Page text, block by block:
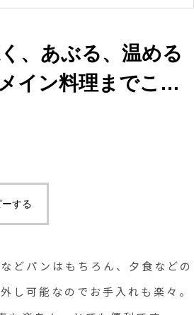
、あぶる、温める
イン料理までこれ
簡単！お家にひ
願いします！..#ト
ースター#ブルー
#島根 #松江
する
どパンはもちろん、夕食などの
し可能なのでお手入れも楽々。